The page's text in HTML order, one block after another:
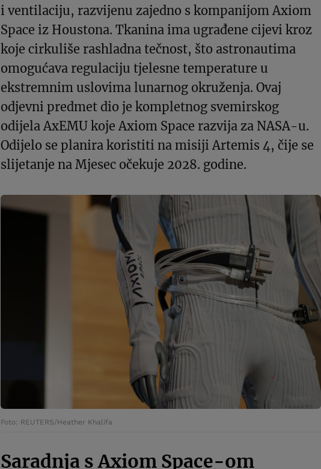
i ventilaciju, razvijenu zajedno s kompanijom Axiom
Space iz Houstona. Tkanina ima ugrađene cijevi kroz
koje cirkuliše rashladna tečnost, što astronautima
omogućava regulaciju tjelesne temperature u
ekstremnim uslovima lunarnog okruženja. Ovaj
odjevni predmet dio je kompletnog svemirskog
odijela AxEMU koje Axiom Space razvija za NASA-u.
Odijelo se planira koristiti na misiji Artemis 4, čije se
slijetanje na Mjesec očekuje 2028. godine.
Foto: REUTERS/Heather Khalifa
Saradnja s Axiom Space-om